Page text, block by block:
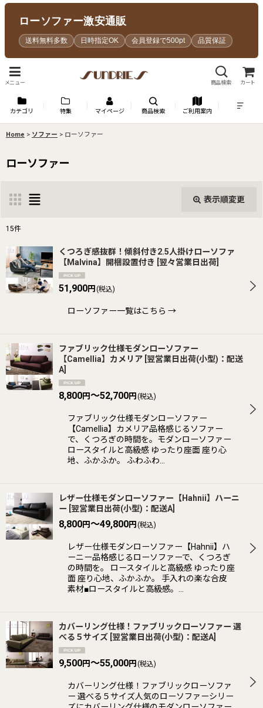
ローソファー激安通販
送料無料多数 日時指定OK 会員登録で500pt 品質保証
メニュー 商品検索 カート
カテゴリ 特集 マイページ 商品検索 ご利用案内
Home > ソファー > ローソファー
ローソファー
表示順変更
表示数:
並び順:
15件
くつろぎ感抜群！傾斜付き2.5人掛けローソファ
【Malvina】開梱設置付き 翌々営業日出荷
51,900円 (税込)
ローソファー一覧はこちら →
ファブリック仕様モダンローソファー
【Camellia】カメリア 翌営業日出荷(小型)：配送
A
8,800円～52,700円 (税込)
ファブリック仕様モダンローソファー
【Camellia】カメリア品格感じるソファー
で、くつろぎの時間を。モダンローソファー
ロースタイルと高級感 ゆったり座面 座り心
地、ふかふか。 ふわふわ…
レザー仕様モダンローソファー【Hahnii】ハーニ
ー 翌営業日出荷(小型)：配送A
8,800円～49,800円 (税込)
レザー仕様モダンローソファー【Hahnii】ハ
ーニー品格感じるローソファーで、くつろぎ
の時間を。 ロースタイルと高級感 ゆったり座
面 座り心地、ふかふか。 手入れの楽な合皮
素材■ロースタイルと高級感。…
カバーリング仕様！ファブリックローソファー 選
べる５サイズ 翌営業日出荷(小型)：配送A
9,500円～55,000円 (税込)
カバーリング仕様！ファブリックローソファ
ー 選べる５サイズ人気のローソファーシリー